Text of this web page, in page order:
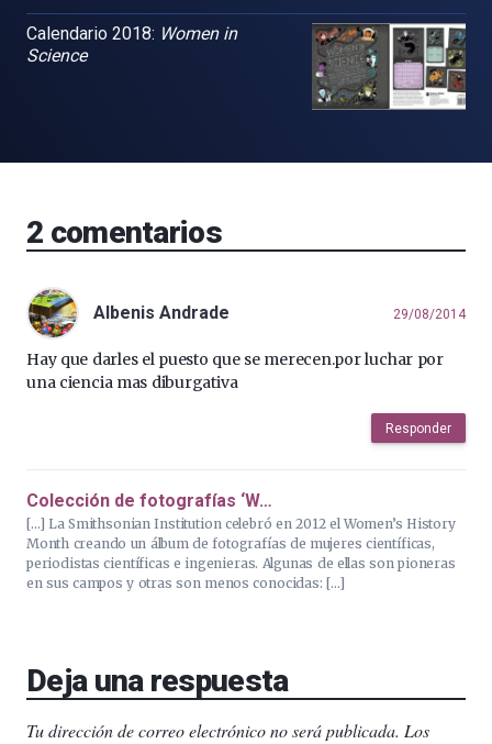
Calendario 2018: Women in
Science
2 comentarios
Albenis Andrade 29/08/2014
Hay que darles el puesto que se merecen.por luchar por
una ciencia mas diburgativa
Responder
Colección de fotografías ‘W…
[…] La Smithsonian Institution celebró en 2012 el Women’s History
Month creando un álbum de fotografías de mujeres científicas,
periodistas científicas e ingenieras. Algunas de ellas son pioneras
en sus campos y otras son menos conocidas: […]
Deja una respuesta
Tu dirección de correo electrónico no será publicada. Los